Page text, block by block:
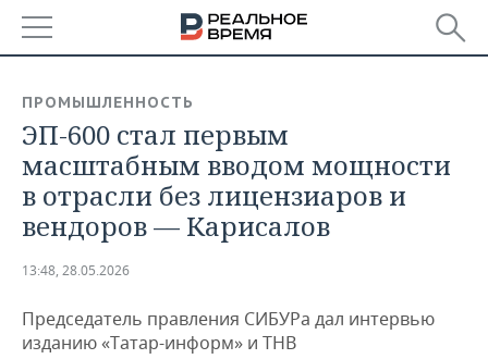
БАШКОРТОСТАН
ТАТАРСТАН
УДМУРТИЯ
НОВОСТИ
АНАЛИТИКА
НОВОСТИ АНАЛИТИКИ
ДЕКЛАРАЦИИ О ДОХОДАХ
КОРОЛИ ГОСЗАКАЗА ПФО
ЭКОНОМИКА
НОВОСТИ ЭКОНОМИКИ
ФИНАНСЫ
ПРОМЫШЛЕННОСТЬ
НОВОСТИ
ПРОМЫШЛЕННОСТИ
НЕДВИЖИМОСТЬ
ПРОМЫШЛЕННОСТЬ
ЭП-600 стал первым
масштабным вводом мощности
в отрасли без лицензиаров и
вендоров — Карисалов
13:48, 28.05.2026
Председатель правления СИБУРа дал интервью
изданию «Татар-информ» и ТНВ